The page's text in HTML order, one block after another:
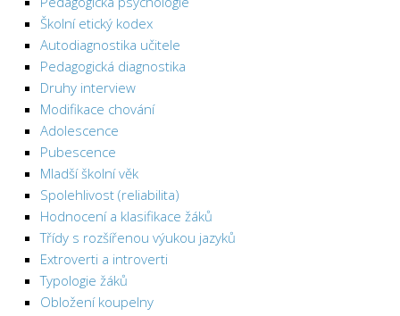
Školní etický kodex
Autodiagnostika učitele
Pedagogická diagnostika
Druhy interview
Modifikace chování
Adolescence
Pubescence
Mladší školní věk
Spolehlivost (reliabilita)
Hodnocení a klasifikace žáků
Třídy s rozšířenou výukou jazyků
Extroverti a introverti
Typologie žáků
Obložení koupelny